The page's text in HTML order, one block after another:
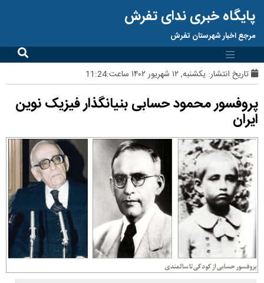
پایگاه خبری ندای تفرش
مرجع اخبار شهرستان تفرش
تاریخ انتشار: یکشنبه, ۱۲ شهریور ۱۴۰۲ ساعت:11:24
پروفسور محمود حسابی بنیانگذار فیزیک نوین
ایران